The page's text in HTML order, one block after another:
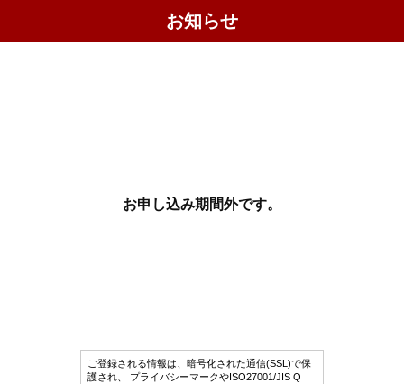
お知らせ
お申し込み期間外です。
ご登録される情報は、暗号化された通信(SSL)で保
護され、 プライバシーマークやISO27001/JIS Q